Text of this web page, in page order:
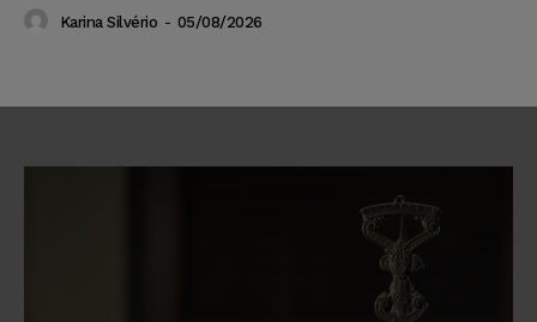
Karina Silvério - 05/08/2026